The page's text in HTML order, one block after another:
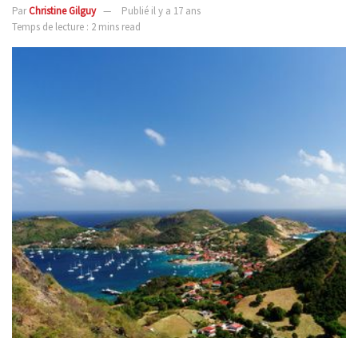
ParChristine Gilguy
Publié il y a 17 ans
Temps de lecture : 2 mins read